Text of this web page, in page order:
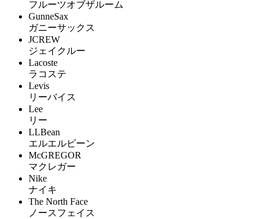
フルーツオブザルーム
GunneSax
ガニーサックス
JCREW
ジェイクルー
Lacoste
ラコステ
Levis
リーバイス
Lee
リー
LLBean
エルエルビーン
McGREGOR
マクレガー
Nike
ナイキ
The North Face
ノースフェイス